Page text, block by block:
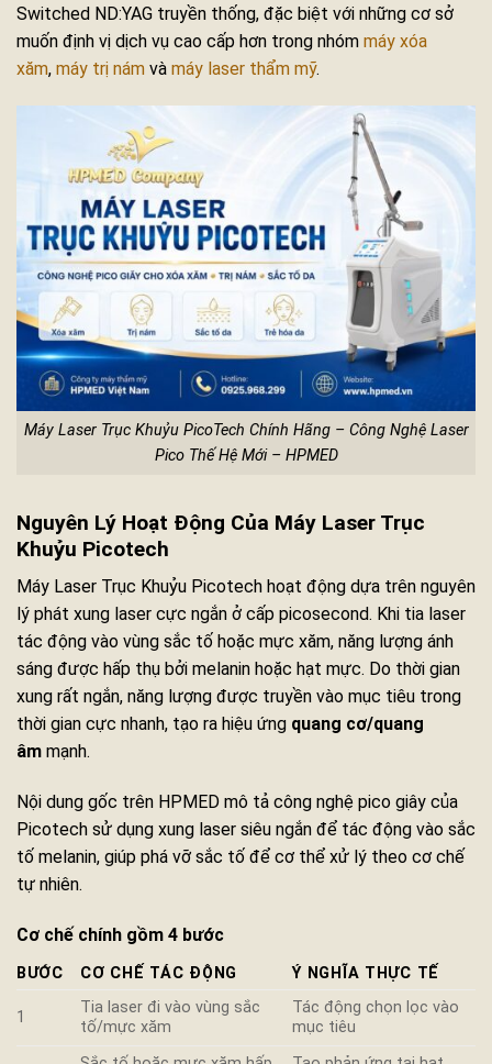
Switched ND:YAG truyền thống, đặc biệt với những cơ sở
muốn định vị dịch vụ cao cấp hơn trong nhóm máy xóa
xăm, máy trị nám và máy laser thẩm mỹ.
Máy Laser Trục Khuỷu PicoTech Chính Hãng – Công Nghệ Laser
Pico Thế Hệ Mới – HPMED
Nguyên Lý Hoạt Động Của Máy Laser Trục
Khuỷu Picotech
Máy Laser Trục Khuỷu Picotech hoạt động dựa trên nguyên
lý phát xung laser cực ngắn ở cấp picosecond. Khi tia laser
tác động vào vùng sắc tố hoặc mực xăm, năng lượng ánh
sáng được hấp thụ bởi melanin hoặc hạt mực. Do thời gian
xung rất ngắn, năng lượng được truyền vào mục tiêu trong
thời gian cực nhanh, tạo ra hiệu ứng quang cơ/quang
âm mạnh.
Nội dung gốc trên HPMED mô tả công nghệ pico giây của
Picotech sử dụng xung laser siêu ngắn để tác động vào sắc
tố melanin, giúp phá vỡ sắc tố để cơ thể xử lý theo cơ chế
tự nhiên.
Cơ chế chính gồm 4 bước
BƯỚC CƠ CHẾ TÁC ĐỘNG Ý NGHĨA THỰC TẾ
1
Tia laser đi vào vùng sắc
tố/mực xăm
Tác động chọn lọc vào
mục tiêu